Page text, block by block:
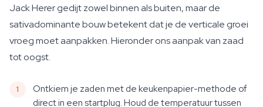
Jack Herer gedijt zowel binnen als buiten, maar de
sativadominante bouw betekent dat je de verticale groei
vroeg moet aanpakken. Hieronder ons aanpak van zaad
tot oogst.
Ontkiem je zaden met de keukenpapier-methode of
direct in een startplug. Houd de temperatuur tussen